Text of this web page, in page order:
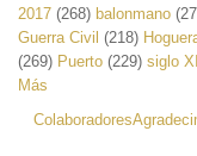
2017 (268) balonmano
Guerra Civil (218)
(269) Puerto (229) siglo
Más
Colaboradores